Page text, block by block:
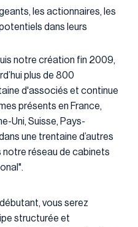
les actionnaires, les
dans leurs
notre création fin 2009,
plus de 800
d'associés et continue
présents en France,
Uni, Suisse, Pays-
une trentaine d’autres
notre réseau de cabinets
vous serez
structurée et